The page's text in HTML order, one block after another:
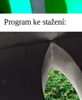
16.3. 2017 - OSTRAVA
Program ke stažení: